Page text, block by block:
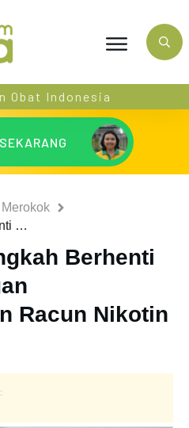
Obat Indonesia
Tuntaskan Langkah Berhenti Merokok dengan Menghilangkan Racun Nikotin dari Tubuh!
Berhenti
Racun Nikotin